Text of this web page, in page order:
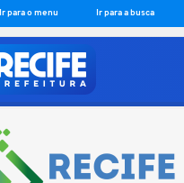
Ir para o menu Ir para a busca